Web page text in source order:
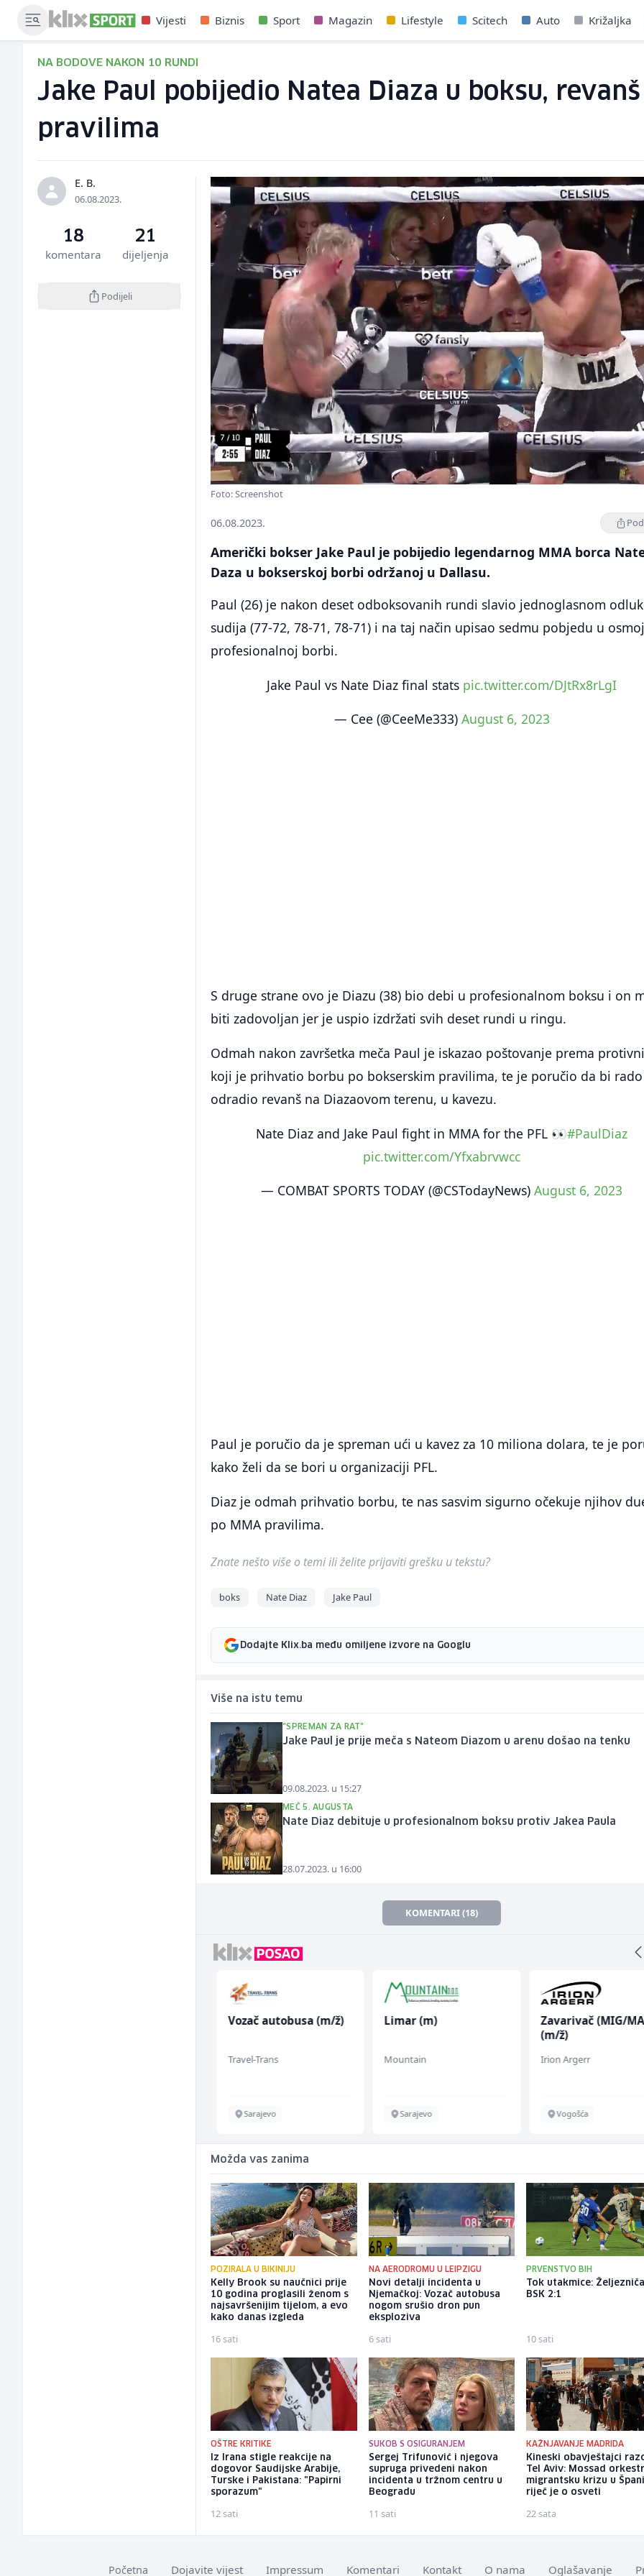
Vijesti Biznis Sport Magazin Lifestyle Scitech Auto Križaljka
NA BODOVE NAKON 10 RUNDI
Jake Paul pobijedio Natea Diaza u boksu,
pravilima
E. B.
06.08.2023.
18
komentara
21
dijeljenja
Podijeli
Foto: Screenshot
06.08.2023.
Američki bokser Jake Paul je pobijedio legendarnog MMA borca
Daza u bokserskoj borbi održanoj u Dallasu.
Paul (26) je nakon deset odboksovanih rundi slavio jednoglasnom
sudija (77-72, 78-71, 78-71) i na taj način upisao sedmu pobjedu u osmoj
profesionalnoj borbi.
Jake Paul vs Nate Diaz final stats pic.twitter.com/DJtRx8rLgI
— Cee (@CeeMe333) August 6, 2023
S druge strane ovo je Diazu (38) bio debi u profesionalnom boksu i on
biti zadovoljan jer je uspio izdržati svih deset rundi u ringu.
Odmah nakon završetka meča Paul je iskazao poštovanje prema
koji je prihvatio borbu po bokserskim pravilima, te je poručio da bi rado
odradio revanš na Diazaovom terenu, u kavezu.
Nate Diaz and Jake Paul fight in MMA for the PFL 👀#PaulDiaz
pic.twitter.com/Yfxabrvwcc
— COMBAT SPORTS TODAY (@CSTodayNews)August 6, 2023
Paul je poručio da je spreman ući u kavez za 10 miliona dolara, te je
kako želi da se bori u organizaciji PFL.
Diaz je odmah prihvatio borbu, te nas sasvim sigurno očekuje njihov
po MMA pravilima.
Znate nešto više o temi ili želite prijaviti grešku u tekstu?
boks Nate Diaz Jake Paul
Dodajte Klix.ba među omiljene izvore na Googlu
Više na istu temu
"SPREMAN ZA RAT"
Jake Paul je prije meča s Nateom Diazom u arenu došao na tenku
09.08.2023. u 15:27
MEČ 5. AUGUSTA
Nate Diaz debituje u profesionalnom boksu protiv Jakea Paula
28.07.2023. u 16:00
KOMENTARI (18)
Vozač autobusa (m/ž)
Travel-Trans
Sarajevo
Limar (m)
Mountain
Sarajevo
Zavarivač (MIG/
(m/ž)
Irion Argerr
Vogošća
Možda vas zanima
POZIRALA U BIKINIJU
Kelly Brook su naučnici prije
10 godina proglasili ženom s
najsavršenijim tijelom, a evo
kako danas izgleda
16 sati
NA AERODROMU U LEIPZIGU
Novi detalji incidenta u
Njemačkoj: Vozač autobusa
nogom srušio dron pun
eksploziva
6 sati
PRVENSTVO BIH
Tok utakmice:
BSK 2:1
10 sati
OŠTRE KRITIKE
Iz Irana stigle reakcije na
dogovor Saudijske Arabije,
Turske i Pakistana: "Papirni
sporazum"
12 sati
SUKOB S OSIGURANJEM
Sergej Trifunović i njegova
supruga privedeni nakon
incidenta u tržnom centru u
Beogradu
11 sati
KAŽNJAVANJE MADRIDA
Kineski obavještajci
Tel Aviv: Mossad
migrantsku krizu u
riječ je o osveti
22 sata
Početna Dojavite vijest Impressum Komentari Kontakt O nama Oglašavanje